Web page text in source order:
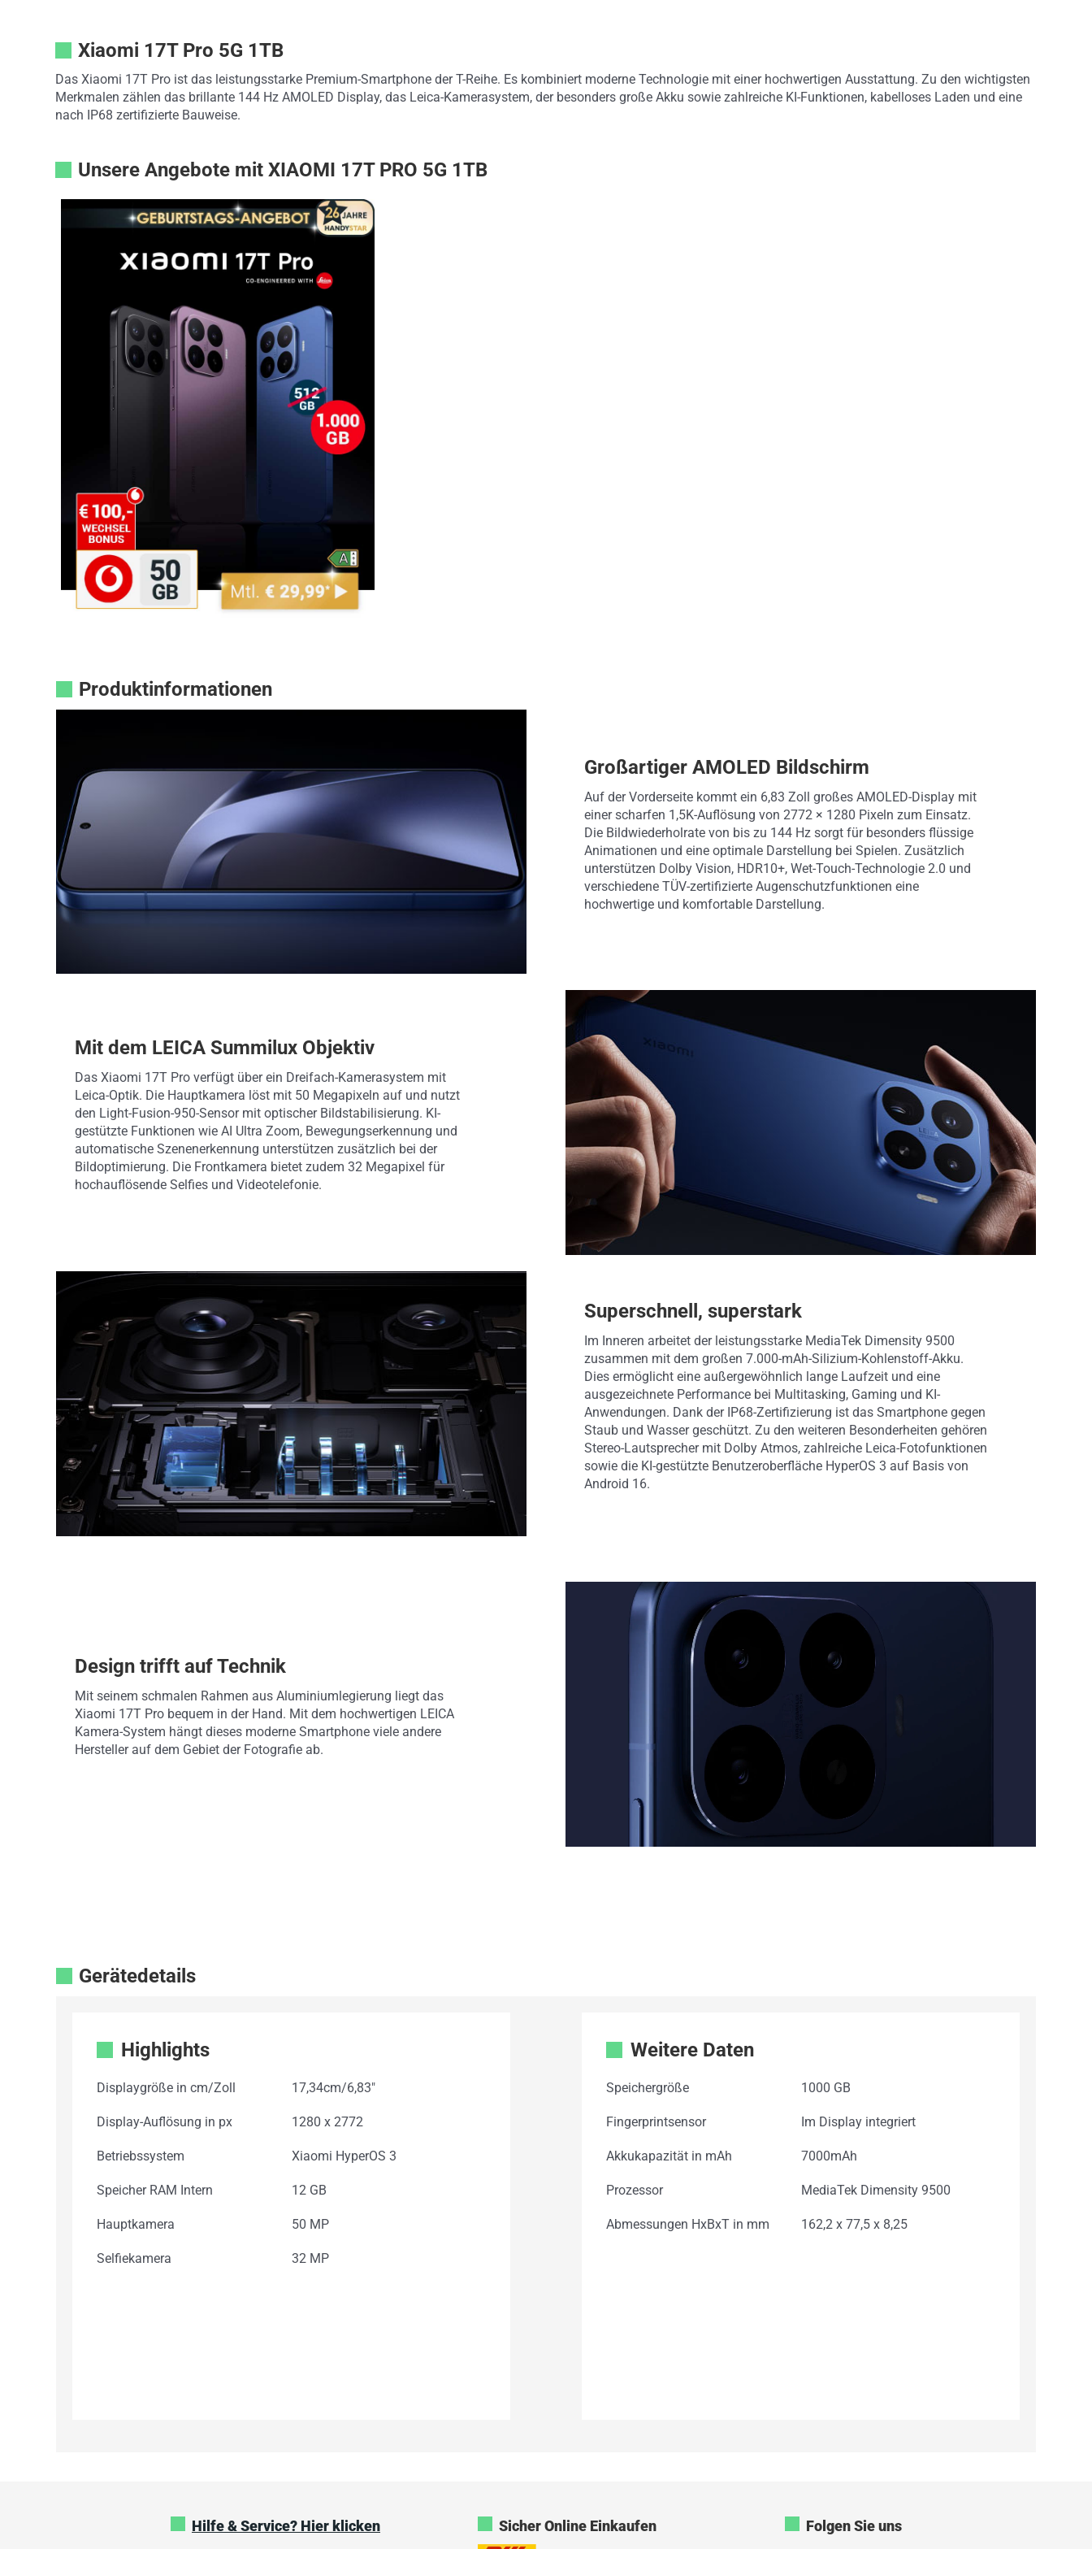
Xiaomi 17T Pro 5G 1TB
Das Xiaomi 17T Pro ist das leistungsstarke Premium-Smartphone der T-Reihe. Es kombiniert moderne Technologie mit einer hochwertigen Ausstattung. Zu den wichtigsten
Merkmalen zählen das brillante 144 Hz AMOLED Display, das Leica-Kamerasystem, der besonders große Akku sowie zahlreiche KI-Funktionen, kabelloses Laden und eine
nach IP68 zertifizierte Bauweise.
Unsere Angebote mit XIAOMI 17T PRO 5G 1TB
Produktinformationen
Großartiger AMOLED Bildschirm
Auf der Vorderseite kommt ein 6,83 Zoll großes AMOLED-Display mit
einer scharfen 1,5K-Auflösung von 2772 × 1280 Pixeln zum Einsatz.
Die Bildwiederholrate von bis zu 144 Hz sorgt für besonders flüssige
Animationen und eine optimale Darstellung bei Spielen. Zusätzlich
unterstützen Dolby Vision, HDR10+, Wet-Touch-Technologie 2.0 und
verschiedene TÜV-zertifizierte Augenschutzfunktionen eine
hochwertige und komfortable Darstellung.
Mit dem LEICA Summilux Objektiv
Das Xiaomi 17T Pro verfügt über ein Dreifach-Kamerasystem mit
Leica-Optik. Die Hauptkamera löst mit 50 Megapixeln auf und nutzt
den Light-Fusion-950-Sensor mit optischer Bildstabilisierung. KI-
gestützte Funktionen wie AI Ultra Zoom, Bewegungserkennung und
automatische Szenenerkennung unterstützen zusätzlich bei der
Bildoptimierung. Die Frontkamera bietet zudem 32 Megapixel für
hochauflösende Selfies und Videotelefonie.
Superschnell, superstark
Im Inneren arbeitet der leistungsstarke MediaTek Dimensity 9500
zusammen mit dem großen 7.000-mAh-Silizium-Kohlenstoff-Akku.
Dies ermöglicht eine außergewöhnlich lange Laufzeit und eine
ausgezeichnete Performance bei Multitasking, Gaming und KI-
Anwendungen. Dank der IP68-Zertifizierung ist das Smartphone gegen
Staub und Wasser geschützt. Zu den weiteren Besonderheiten gehören
Stereo-Lautsprecher mit Dolby Atmos, zahlreiche Leica-Fotofunktionen
sowie die KI-gestützte Benutzeroberfläche HyperOS 3 auf Basis von
Android 16.
Design trifft auf Technik
Mit seinem schmalen Rahmen aus Aluminiumlegierung liegt das
Xiaomi 17T Pro bequem in der Hand. Mit dem hochwertigen LEICA
Kamera-System hängt dieses moderne Smartphone viele andere
Hersteller auf dem Gebiet der Fotografie ab.
Gerätedetails
Highlights
Displaygröße in cm/Zoll 17,34cm/6,83"
Display-Auflösung in px 1280 x 2772
Betriebssystem Xiaomi HyperOS 3
Speicher RAM Intern 12 GB
Hauptkamera 50 MP
Selfiekamera 32 MP
Weitere Daten
Speichergröße 1000 GB
Fingerprintsensor Im Display integriert
Akkukapazität in mAh 7000mAh
Prozessor MediaTek Dimensity 9500
Abmessungen HxBxT in mm 162,2 x 77,5 x 8,25
Hilfe & Service? Hier klicken
Sicher Online Einkaufen
Folgen Sie uns